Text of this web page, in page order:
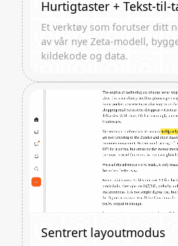
Hurtigtaster + Tekst-til-
Et verktøy som forutser ditt
av vår nye Zeta-modell,
kildekode og data.
Sentrert layoutmodus